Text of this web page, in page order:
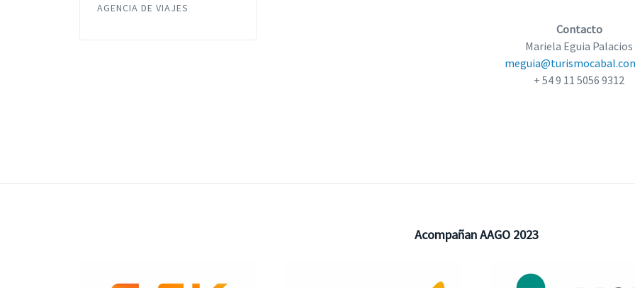
Contacto
Mariela Eguia Palacios
+ 54 9 11 5056 9312
AGENCIA DE VIAJES
Acompañan AAGO 2023